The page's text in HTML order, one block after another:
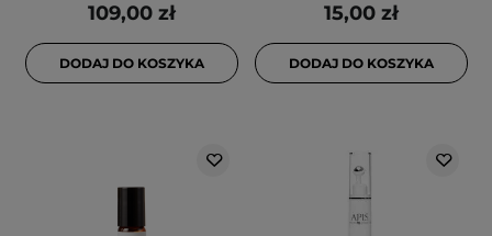
109,00 zł
DODAJ DO KOSZYKA
15,00 zł
DODAJ DO KOSZYKA